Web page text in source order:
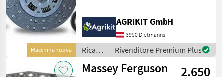
Macchina nuova
Kupplungssatz eignet sich
ideal für die fachgerechte
Reparatur oder
Instandsetzung d
AGRIKIT GmbH
3950 Dietmanns
Ricambi
per
macchine
Rivenditore Premium Plus
Massey Ferguson
2.650